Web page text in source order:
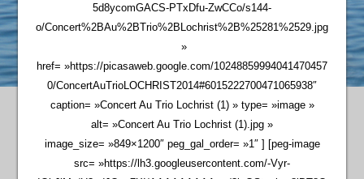
5d8ycomGACS-PTxDfu-ZwCCo/s144-
o/Concert%2BAu%2BTrio%2BLochrist%2B%25281%2529.jpg
»
href= »https://picasaweb.google.com/10248859994041470457
0/ConcertAuTrioLOCHRIST2014#6015222700471065938″
caption= »Concert Au Trio Lochrist (1) » type= »image »
alt= »Concert Au Trio Lochrist (1).jpg »
image_size= »849×1200″ peg_gal_order= »1″ ] [peg-image
src= »https://lh3.googleusercontent.com/-Vyr-